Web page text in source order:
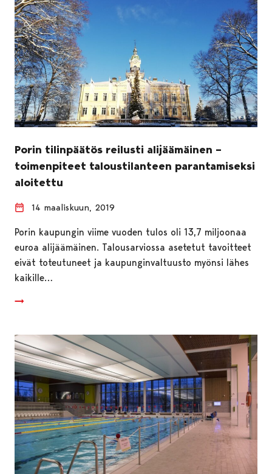
Porin tilinpäätös reilusti alijäämäinen –
toimenpiteet taloustilanteen parantamiseksi
aloitettu
14 maaliskuun, 2019
Porin kaupungin viime vuoden tulos oli 13,7 miljoonaa
euroa alijäämäinen. Talousarviossa asetetut tavoitteet
eivät toteutuneet ja kaupunginvaltuusto myönsi lähes
kaikille…